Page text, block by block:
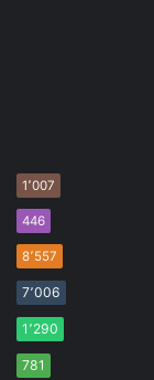
1٬007
446
8٬557
7٬006
1٬290
781